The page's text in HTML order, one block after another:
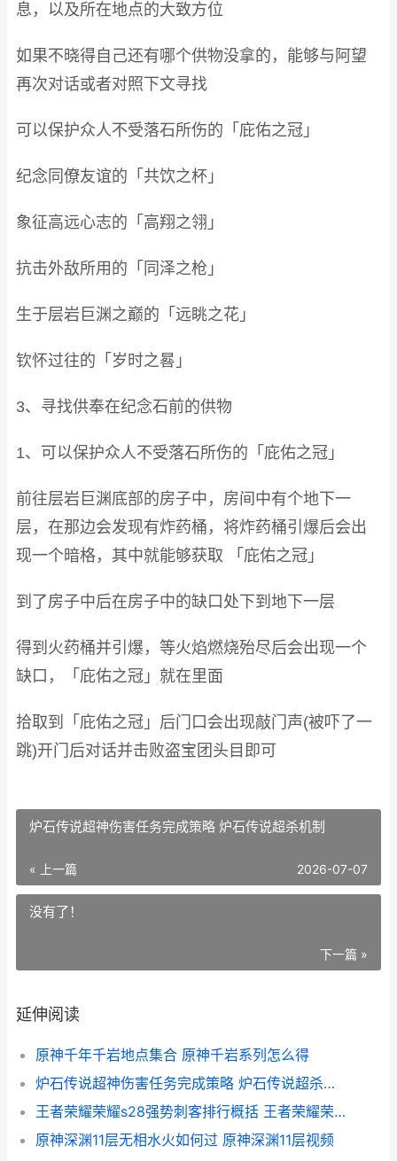
息，以及所在地点的大致方位
如果不晓得自己还有哪个供物没拿的，能够与阿望
再次对话或者对照下文寻找
可以保护众人不受落石所伤的「庇佑之冠」
纪念同僚友谊的「共饮之杯」
象征高远心志的「高翔之翎」
抗击外敌所用的「同泽之枪」
生于层岩巨渊之巅的「远眺之花」
钦怀过往的「岁时之晷」
3、寻找供奉在纪念石前的供物
1、可以保护众人不受落石所伤的「庇佑之冠」
前往层岩巨渊底部的房子中，房间中有个地下一
层，在那边会发现有炸药桶，将炸药桶引爆后会出
现一个暗格，其中就能够获取 「庇佑之冠」
到了房子中后在房子中的缺口处下到地下一层
得到火药桶并引爆，等火焰燃烧殆尽后会出现一个
缺口，「庇佑之冠」就在里面
拾取到「庇佑之冠」后门口会出现敲门声(被吓了一
跳)开门后对话并击败盗宝团头目即可
炉石传说超神伤害任务完成策略 炉石传说超杀机制
« 上一篇 2026-07-07
没有了！
下一篇 »
延伸阅读
原神千年千岩地点集合 原神千岩系列怎么得
炉石传说超神伤害任务完成策略 炉石传说超杀机制
王者荣耀荣耀s28强势刺客排行概括 王者荣耀荣耀王者
原神深渊11层无相水火如何过 原神深渊11层视频